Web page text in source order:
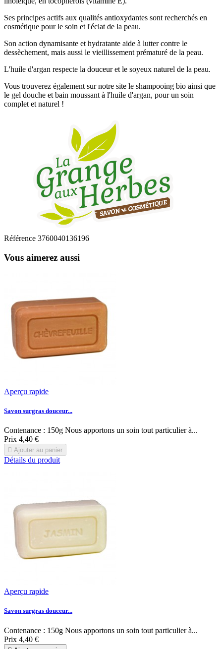
Ses principes actifs aux qualités antioxydantes sont recherchés en
cosmétique pour le soin et l'éclat de la peau.
Son action dynamisante et hydratante aide à lutter contre le
dessèchement, mais aussi le vieillissement prématuré de la peau.
L'huile d'argan respecte la douceur et le soyeux naturel de la peau.
Vous trouverez également sur notre site le shampooing bio ainsi que
le gel douche et bain moussant à l'huile d'argan, pour un soin
complet et naturel !
Référence 3760040136196
Vous aimerez aussi
Aperçu rapide
Savon surgras douceur...
Contenance : 150g Nous apportons un soin tout particulier à...
Prix 4,40 €
 Ajouter au panier
Détails du produit
Aperçu rapide
Savon surgras douceur...
Contenance : 150g Nous apportons un soin tout particulier à...
Prix 4,40 €